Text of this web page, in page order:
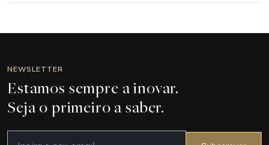
NEWSLETTER
Estamos sempre a inovar.
Seja o primeiro a saber.